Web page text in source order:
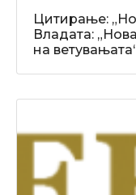
Цитирање:
Владата:
на